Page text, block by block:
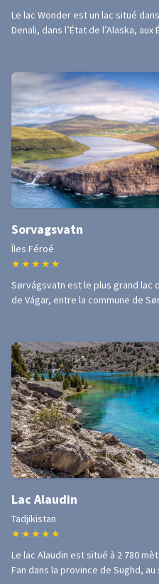
Le lac Wonder est un lac situé
Denali, dans l’État de l’Alaska, aux
Sorvagsvatn
Îles Féroé
★ ★ ★ ★ ★
Sørvágsvatn est le plus grand lac
de Vágar, entre la commune de
Lac Alaudin
Tadjikistan
★ ★ ★ ★ ★
Le lac Alaudin est situé à 2 780
Fan dans la province de Sughd, au